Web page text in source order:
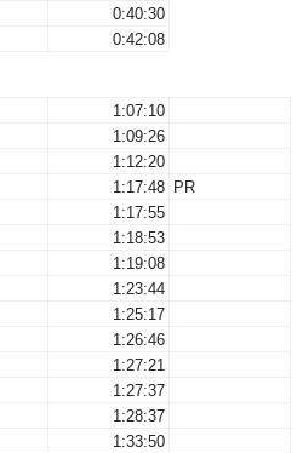
0:40:30
0:42:08
1:07:10
1:09:26
1:12:20
1:17:48 PR
1:17:55
1:18:53
1:19:08
1:23:44
1:25:17
1:26:46
1:27:21
1:27:37
1:28:37
1:33:50